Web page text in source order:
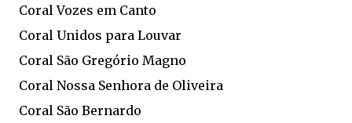
Coral Vozes em Canto
Coral Unidos para Louvar
Coral São Gregório Magno
Coral Nossa Senhora de Oliveira
Coral São Bernardo